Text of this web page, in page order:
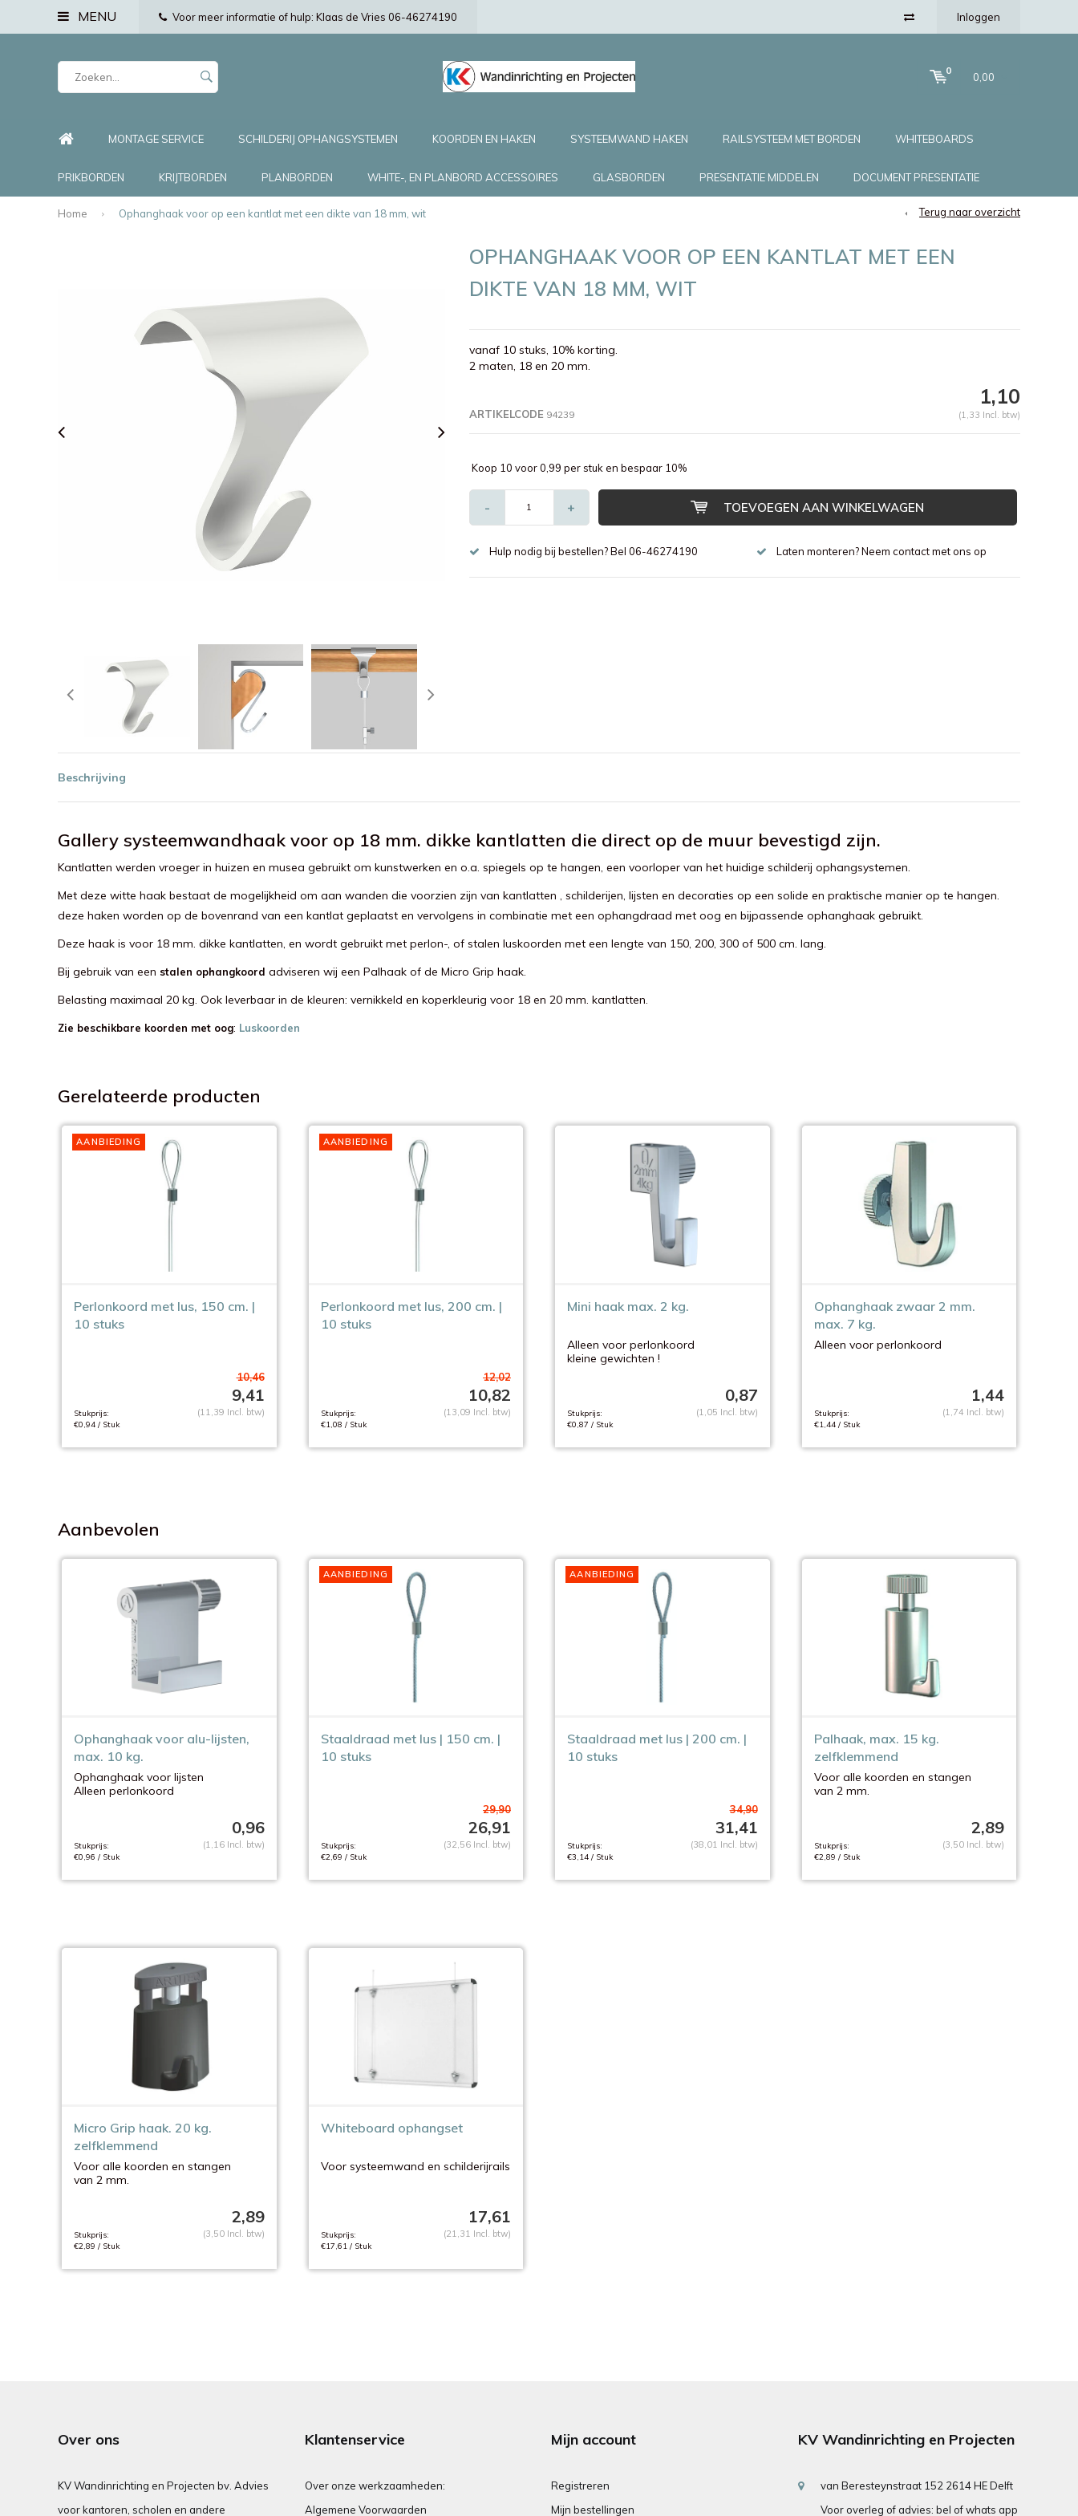
MENU Voor meer informatie of hulp: Klaas de Vries 06-46274190 Inloggen
0
0,00
MONTAGE SERVICE SCHILDERIJ OPHANGSYSTEMEN KOORDEN EN HAKEN SYSTEEMWAND HAKEN RAILSYSTEEM MET BORDEN WHITEBOARDS
PRIKBORDEN KRIJTBORDEN PLANBORDEN WHITE-, EN PLANBORD ACCESSOIRES GLASBORDEN PRESENTATIE MIDDELEN DOCUMENT PRESENTATIE
Home Ophanghaak voor op een kantlat met een dikte van 18 mm, wit Terug naar overzicht
OPHANGHAAK VOOR OP EEN KANTLAT MET EEN
DIKTE VAN 18 MM, WIT
vanaf 10 stuks, 10% korting.
2 maten, 18 en 20 mm.
ARTIKELCODE 94239
1,10
(1,33 Incl. btw)
Koop 10 voor 0,99 per stuk en bespaar 10%
- + TOEVOEGEN AAN WINKELWAGEN
Hulp nodig bij bestellen? Bel 06-46274190 Laten monteren? Neem contact met ons op
Beschrijving
Gallery systeemwandhaak voor op 18 mm. dikke kantlatten die direct op de muur bevestigd zijn.
Kantlatten werden vroeger in huizen en musea gebruikt om kunstwerken en o.a. spiegels op te hangen, een voorloper van het huidige schilderij ophangsystemen.
Met deze witte haak bestaat de mogelijkheid om aan wanden die voorzien zijn van kantlatten , schilderijen, lijsten en decoraties op een solide en praktische manier op te hangen.
deze haken worden op de bovenrand van een kantlat geplaatst en vervolgens in combinatie met een ophangdraad met oog en bijpassende ophanghaak gebruikt.
Deze haak is voor 18 mm. dikke kantlatten, en wordt gebruikt met perlon-, of stalen luskoorden met een lengte van 150, 200, 300 of 500 cm. lang.
Bij gebruik van een stalen ophangkoord adviseren wij een Palhaak of de Micro Grip haak.
Belasting maximaal 20 kg. Ook leverbaar in de kleuren: vernikkeld en koperkleurig voor 18 en 20 mm. kantlatten.
Zie beschikbare koorden met oog: Luskoorden
Gerelateerde producten
AANBIEDING
Perlonkoord met lus, 150 cm. |
10 stuks
10,46
9,41
Stukprijs:
€0,94 / Stuk
(11,39 Incl. btw)
AANBIEDING
Perlonkoord met lus, 200 cm. |
10 stuks
12,02
10,82
Stukprijs:
€1,08 / Stuk
(13,09 Incl. btw)
Mini haak max. 2 kg.
Alleen voor perlonkoord
kleine gewichten !
0,87
Stukprijs:
€0,87 / Stuk
(1,05 Incl. btw)
Ophanghaak zwaar 2 mm.
max. 7 kg.
Alleen voor perlonkoord
1,44
Stukprijs:
€1,44 / Stuk
(1,74 Incl. btw)
Aanbevolen
Ophanghaak voor alu-lijsten,
max. 10 kg.
Ophanghaak voor lijsten
Alleen perlonkoord
0,96
Stukprijs:
€0,96 / Stuk
(1,16 Incl. btw)
AANBIEDING
Staaldraad met lus | 150 cm. |
10 stuks
29,90
26,91
Stukprijs:
€2,69 / Stuk
(32,56 Incl. btw)
AANBIEDING
Staaldraad met lus | 200 cm. |
10 stuks
34,90
31,41
Stukprijs:
€3,14 / Stuk
(38,01 Incl. btw)
Palhaak, max. 15 kg.
zelfklemmend
Voor alle koorden en stangen
van 2 mm.
2,89
Stukprijs:
€2,89 / Stuk
(3,50 Incl. btw)
Micro Grip haak. 20 kg.
zelfklemmend
Voor alle koorden en stangen
van 2 mm.
2,89
Stukprijs:
€2,89 / Stuk
(3,50 Incl. btw)
Whiteboard ophangset
Voor systeemwand en schilderijrails
17,61
Stukprijs:
€17,61 / Stuk
(21,31 Incl. btw)
Over ons
KV Wandinrichting en Projecten bv. Advies
voor kantoren, scholen en andere
Klantenservice
Over onze werkzaamheden:
Algemene Voorwaarden
Mijn account
Registreren
Mijn bestellingen
KV Wandinrichting en Projecten
van Beresteynstraat 152 2614 HE Delft
Voor overleg of advies: bel of whats app